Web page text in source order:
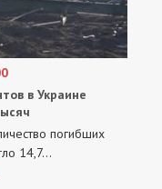
в Украине
погибших
14,7...